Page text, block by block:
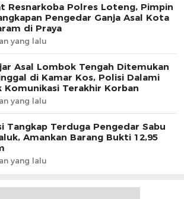
Resnarkoba Polres Loteng, Pimpin
Pengedar Ganja Asal Kota
di Praya
yang lalu
Asal Lombok Tengah Ditemukan
di Kamar Kos, Polisi Dalami
Komunikasi Terakhir Korban
yang lalu
Tangkap Terduga Pengedar Sabu
Amankan Barang Bukti 12,95
yang lalu